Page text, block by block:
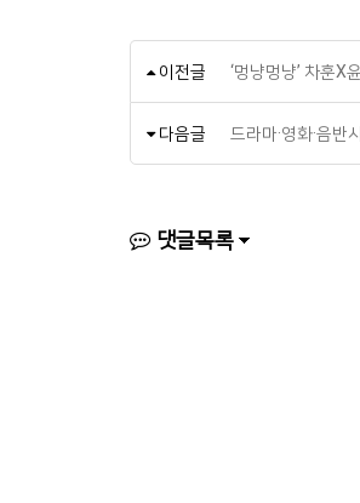
이전글 ‘멍냥멍냥’ 차훈X
다음글 드라마·영화·음
댓글목록